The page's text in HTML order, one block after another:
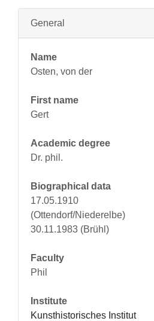
General
Name
Osten, von der
First name
Gert
Academic degree
Dr. phil.
Biographical data
17.05.1910
(Ottendorf/Niederelbe)
30.11.1983 (Brühl)
Faculty
Phil
Institute
Kunsthistorisches Institut